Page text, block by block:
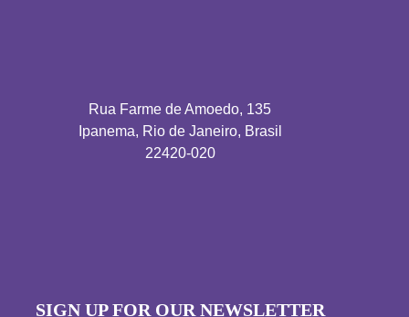
Rua Farme de Amoedo, 135
Ipanema, Rio de Janeiro, Brasil
22420-020
SIGN UP FOR OUR NEWSLETTER